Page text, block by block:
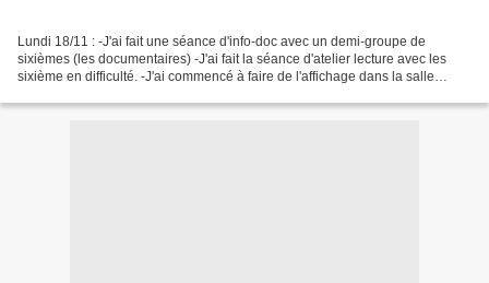
Lundi 18/11 : -J'ai fait une séance d'info-doc avec un demi-groupe de
sixièmes (les documentaires) -J'ai fait la séance d'atelier lecture avec les
sixième en difficulté. -J'ai commencé à faire de l'affichage dans la salle